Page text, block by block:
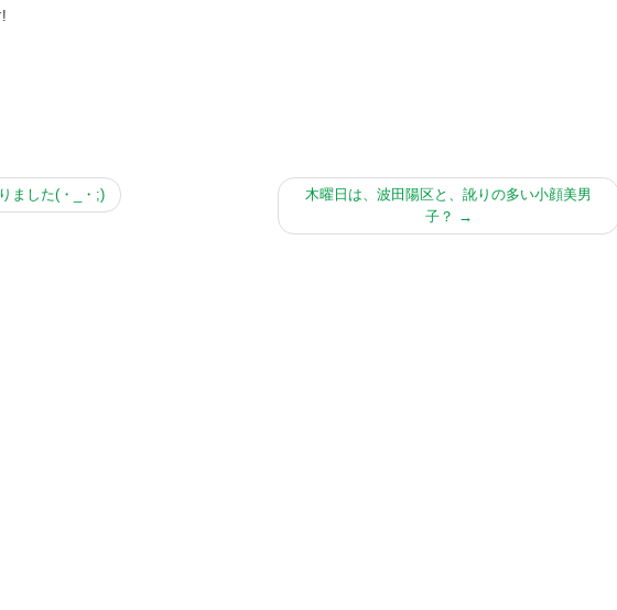
ました(・_・;)
木曜日は、波田陽区と、訛りの多い小顔美男
子？ →